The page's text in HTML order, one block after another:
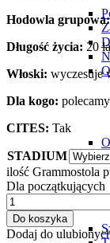
Hodowla grupowa:
Długość życia: 20
Włoski: wyczesuje
Dla kogo:
CITES: Tak
STADIUM
ilość Grammostola
Dla początkujących
Do koszyka
Dodaj do